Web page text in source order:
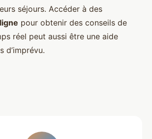
séjours. Accéder à des
pour obtenir des conseils de
réel peut aussi être une aide
d’imprévu.